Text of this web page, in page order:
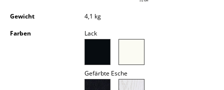
Stehleuchten & Leseleuchten
Bodenleuchten
Outdoor-Leuchten
Gewicht
4,1 kg
Farben
Lack
Gefärbte Esche